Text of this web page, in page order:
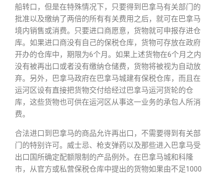
船转口，但是在特殊情况下，只要得到巴拿马有关部门的
批准以及缴纳了两倍的所有有关费用之后，就可在巴拿马
境内销售或消费。只要进口商愿意，货物就可申报存进仓
库。如果进口商没有自己的保税仓库，货物可存放在政府
开办的仓库中，期限为6个月。如果上述货物在6个月之内
没有被再出口或者没有缴纳仓储费，货物将被视为自动放
弃。另外，巴拿马政府在巴拿马城建有保税仓库，而且在
运河区设有直接把货物交付给经过巴拿马运河货轮的仓
库，这些货物也可供在运河区从事这一业务的承包人所消
费。
合法进口到巴拿马的商品允许再出口，不需要得到有关部
门的特别许可。威士忌、枪支弹药以及那些进入巴拿马受
出口国所确定配额限制的产品例外。在巴拿马城和科隆
市，从官方或私营保税仓库中提出的货物如果由不足1000